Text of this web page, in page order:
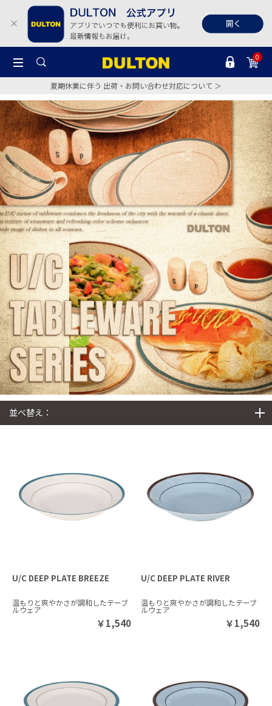
0
夏期休業に伴う 出荷・お問い合わせ対応について ＞
並べ替え：
U/C DEEP PLATE BREEZE
温もりと爽やかさが調和したテーブ
ルウェア
￥1,540
U/C DEEP PLATE RIVER
温もりと爽やかさが調和したテーブ
ルウェア
￥1,540